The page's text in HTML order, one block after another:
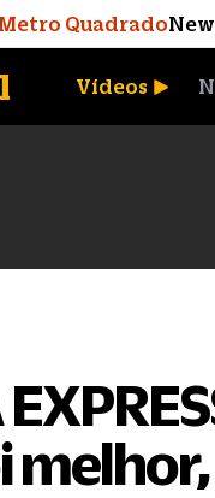
Metro Quadrado
Vídeos